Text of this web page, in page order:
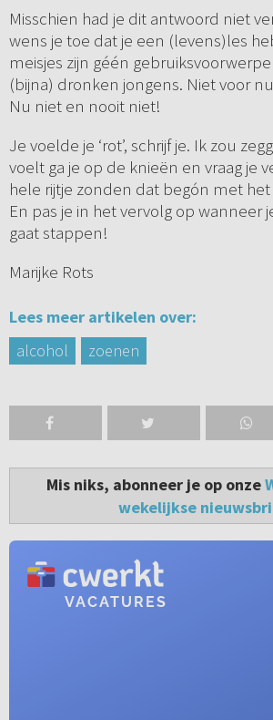
Misschien had je dit antwoord niet
wens je toe dat je een (levens)les
meisjes zijn géén
(bijna) dronken jongens. Niet voor
Nu niet en nooit niet!
Je voelde je ‘rot’, schrijf je. Ik zou
voelt ga je op de knieën en vraag je
hele rijtje zonden dat begón met het
En pas je in het vervolg op wanneer
gaat stappen!
Marijke Rots
Lees meer artikelen over:
alcohol
zoenen
Mis niks, abonneer je op onze
wekelijkse